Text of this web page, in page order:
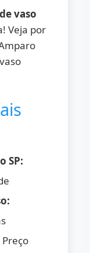
vaso
Veja por
SP:
Preço